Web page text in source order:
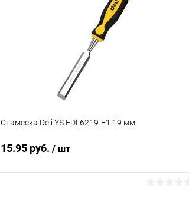
К сравнению
Стамеска Deli YS EDL6219-E1 19 мм
15.95 руб. / шт